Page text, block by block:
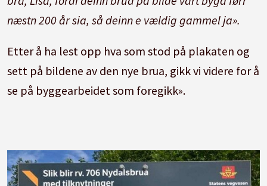
næstn 200 år sia, så deinn e vældig gammel ja».
Etter å ha lest opp hva som stod på plakaten og
sett på bildene av den nye brua, gikk vi videre for å
se på byggearbeidet som foregikk».